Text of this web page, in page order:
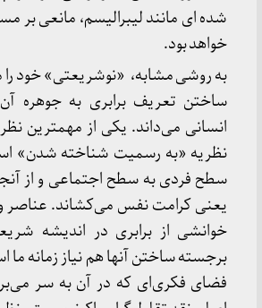
شده ای مانند لیبرالیسم، مانعی بر
خواهد بود.
به روشی مشابه، «نوشریعتی» خود
ساختن تعریف برابری به جوهره
انسانی می‌داند. یکی از مهمترین
نظریه «به رسمیت شناخته شدن»
سطح فردی به سطح اجتماعی و از
یعنی کرامت نفس می‌کشاند. عناصر
خوانشی از برابری در اندیشه
برجسته ساختن آنها هم نیاز زمانه ما
فضای فکری‌ای که در آن به سر